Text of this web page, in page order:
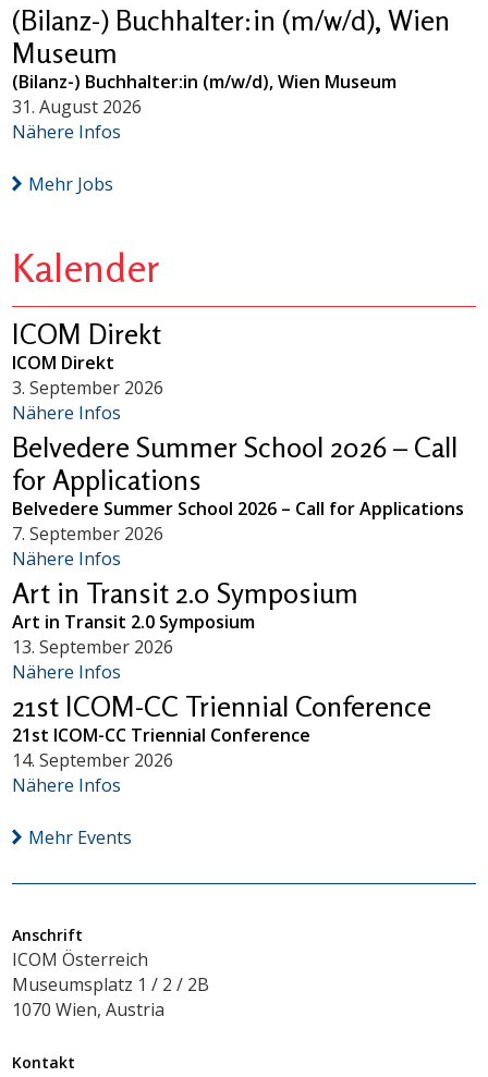
(Bilanz-) Buchhalter:in (m/w/d), Wien
Museum
(Bilanz-) Buchhalter:in (m/w/d), Wien Museum
31. August 2026
Nähere Infos
Mehr Jobs
Kalender
ICOM Direkt
ICOM Direkt
3. September 2026
Nähere Infos
Belvedere Summer School 2026 – Call
for Applications
Belvedere Summer School 2026 – Call for Applications
7. September 2026
Nähere Infos
Art in Transit 2.0 Symposium
Art in Transit 2.0 Symposium
13. September 2026
Nähere Infos
21st ICOM-CC Triennial Conference
21st ICOM-CC Triennial Conference
14. September 2026
Nähere Infos
Mehr Events
Anschrift
ICOM Österreich
Museumsplatz 1 / 2 / 2B
1070 Wien, Austria
Kontakt